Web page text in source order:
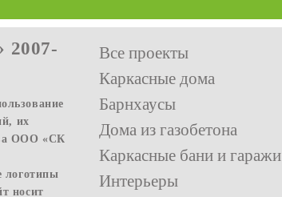
2007-
их
ООО «СК
логотипы
носит
Все проекты
Каркасные дома
Барнхаусы
Дома из газобетона
Каркасные бани и гаражи
Интерьеры